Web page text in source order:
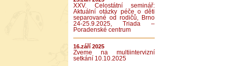
XXV. Celostátní seminář:
Aktuální otázky péče o děti
separované od rodičů, Brno
24-25.9.2025, Triada –
Poradenské centrum
16.září 2025
Zveme na multiintervizní
setkání 10.10.2025